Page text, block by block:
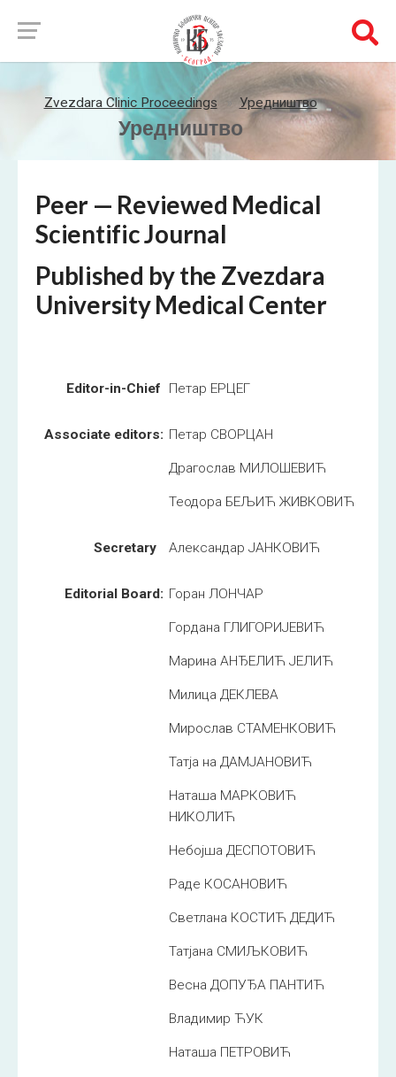
Zvezdara Clinic Proceedings Уредништво
Уредништво
Peer — Reviewed Medical
Scientific Journal
Published by the Zvezdara
University Medical Center
Editor-in-Chief Петар ЕРЦЕГ
Associate editors: Петар СВОРЦАН
Драгослав МИЛОШЕВИЋ
Теодора БЕЉИЋ ЖИВКОВИЋ
Secretary Александар ЈАНКОВИЋ
Editorial Board: Горан ЛОНЧАР
Гордана ГЛИГОРИЈЕВИЋ
Марина АНЂЕЛИЋ ЈЕЛИЋ
Милица ДЕКЛЕВА
Мирослав СТАМЕНКОВИЋ
Татја на ДАМЈАНОВИЋ
Наташа МАРКОВИЋ
НИКОЛИЋ
Небојша ДЕСПОТОВИЋ
Раде КОСАНОВИЋ
Светлана КОСТИЋ ДЕДИЋ
Татјана СМИЉКОВИЋ
Весна ДОПУЂА ПАНТИЋ
Владимир ЋУК
Наташа ПЕТРОВИЋ